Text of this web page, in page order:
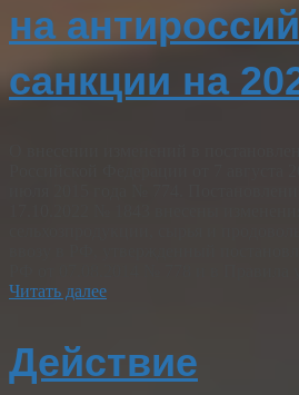
на
санкции на
Читать далее
Действие